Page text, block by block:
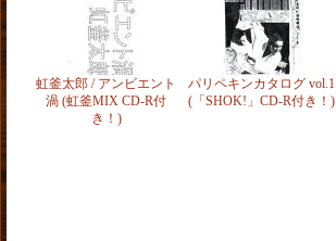
虹釜太郎 / アンビエント
渦 (虹釜MIX CD-R付
き！)
パリペキンカタログ vol.1
(「SHOK!」CD-R付き！)